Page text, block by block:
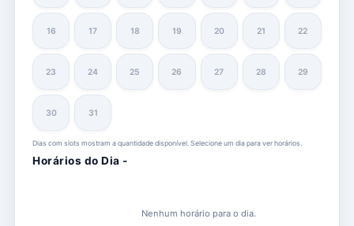
16 17 18 19 20 21 22
23 24 25 26 27 28 29
30 31
Dias com slots mostram a quantidade disponível. Selecione um dia para ver horários.
Horários do Dia -
Nenhum horário para o dia.